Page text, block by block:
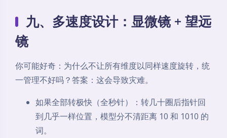
九、多速度设计：显微镜 + 望远
镜
你可能好奇：为什么不让所有维度以同样速度旋转，统
一管理不好吗？答案：这会导致灾难。
如果全部转极快（全秒针）：转几十圈后指针回
到几乎一样位置，模型分不清距离 10 和 1010 的
词。